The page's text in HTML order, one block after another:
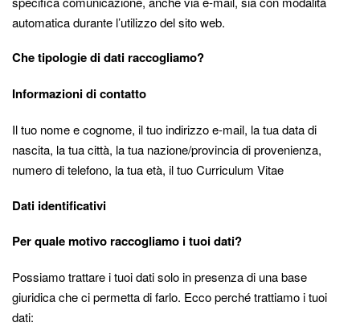
automatica durante l’utilizzo del sito web.
Che tipologie di dati raccogliamo?
Informazioni di contatto
Il tuo nome e cognome, il tuo indirizzo e-mail, la tua data di
nascita, la tua città, la tua nazione/provincia di provenienza,
numero di telefono, la tua età, il tuo Curriculum Vitae
Dati identificativi
Per quale motivo raccogliamo i tuoi dati?
Possiamo trattare i tuoi dati solo in presenza di una base
giuridica che ci permetta di farlo. Ecco perché trattiamo i tuoi
dati: